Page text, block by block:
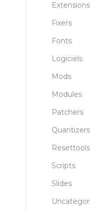
Extensions
Fixers
Fonts
Logiciels
Mods
Modules
Patchers
Quantizers
Resettools
Scripts
Slides